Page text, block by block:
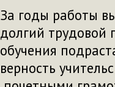
За годы работы
долгий трудовой
обучения
верность